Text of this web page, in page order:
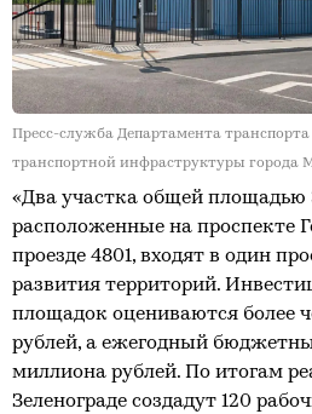
Пресс-служба Департамента
транспортной инфраструктуры города
«Два участка общей площадью
расположенные на проспекте
проезде 4801, входят в один
развития территорий.
площадок оцениваются более
рублей, а ежегодный
миллиона рублей. По итогам
Зеленограде создадут 120